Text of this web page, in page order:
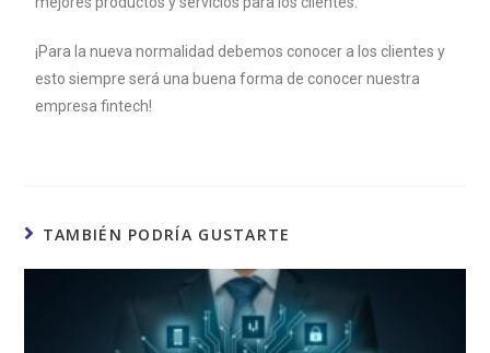
¡Para la nueva normalidad debemos conocer a los clientes y
esto siempre será una buena forma de conocer nuestra
empresa fintech!
TAMBIÉN PODRÍA GUSTARTE